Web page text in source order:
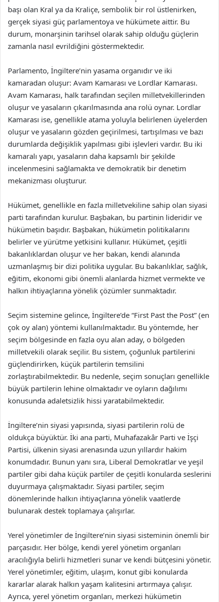
başı olan Kral ya da Kraliçe, sembolik bir rol üstlenirken,
gerçek siyasi güç parlamentoya ve hükümete aittir. Bu
durum, monarşinin tarihsel olarak sahip olduğu güçlerin
zamanla nasıl evrildiğini göstermektedir.
Parlamento, İngiltere’nin yasama organıdır ve iki
kamaradan oluşur: Avam Kamarası ve Lordlar Kamarası.
Avam Kamarası, halk tarafından seçilen milletvekillerinden
oluşur ve yasaların çıkarılmasında ana rolü oynar. Lordlar
Kamarası ise, genellikle atama yoluyla belirlenen üyelerden
oluşur ve yasaların gözden geçirilmesi, tartışılması ve bazı
durumlarda değişiklik yapılması gibi işlevleri vardır. Bu iki
kamaralı yapı, yasaların daha kapsamlı bir şekilde
incelenmesini sağlamakta ve demokratik bir denetim
mekanizması oluşturur.
Hükümet, genellikle en fazla milletvekiline sahip olan siyasi
parti tarafından kurulur. Başbakan, bu partinin lideridir ve
hükümetin başıdır. Başbakan, hükümetin politikalarını
belirler ve yürütme yetkisini kullanır. Hükümet, çeşitli
bakanlıklardan oluşur ve her bakan, kendi alanında
uzmanlaşmış bir dizi politika uygular. Bu bakanlıklar, sağlık,
eğitim, ekonomi gibi önemli alanlarda hizmet vermekte ve
halkın ihtiyaçlarına yönelik çözümler sunmaktadır.
Seçim sistemine gelince, İngiltere’de “First Past the Post” (en
çok oy alan) yöntemi kullanılmaktadır. Bu yöntemde, her
seçim bölgesinde en fazla oyu alan aday, o bölgeden
milletvekili olarak seçilir. Bu sistem, çoğunluk partilerini
güçlendirirken, küçük partilerin temsilini
zorlaştırabilmektedir. Bu nedenle, seçim sonuçları genellikle
büyük partilerin lehine olmaktadır ve oyların dağılımı
konusunda adaletsizlik hissi yaratabilmektedir.
İngiltere’nin siyasi yapısında, siyasi partilerin rolü de
oldukça büyüktür. İki ana parti, Muhafazakâr Parti ve İşçi
Partisi, ülkenin siyasi arenasında uzun yıllardır hakim
konumdadır. Bunun yanı sıra, Liberal Demokratlar ve yeşil
partiler gibi daha küçük partiler de çeşitli konularda seslerini
duyurmaya çalışmaktadır. Siyasi partiler, seçim
dönemlerinde halkın ihtiyaçlarına yönelik vaatlerde
bulunarak destek toplamaya çalışırlar.
Yerel yönetimler de İngiltere’nin siyasi sisteminin önemli bir
parçasıdır. Her bölge, kendi yerel yönetim organları
aracılığıyla belirli hizmetleri sunar ve kendi bütçesini yönetir.
Yerel yönetimler, eğitim, ulaşım, konut gibi konularda
kararlar alarak halkın yaşam kalitesini artırmaya çalışır.
Ayrıca, yerel yönetim organları, merkezi hükümetin